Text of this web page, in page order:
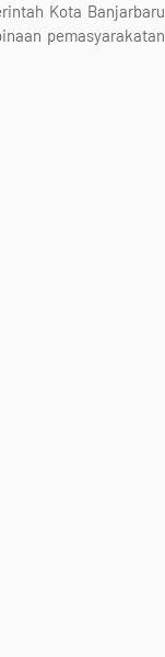
Kota Banjarbaru
pemasyarakatan